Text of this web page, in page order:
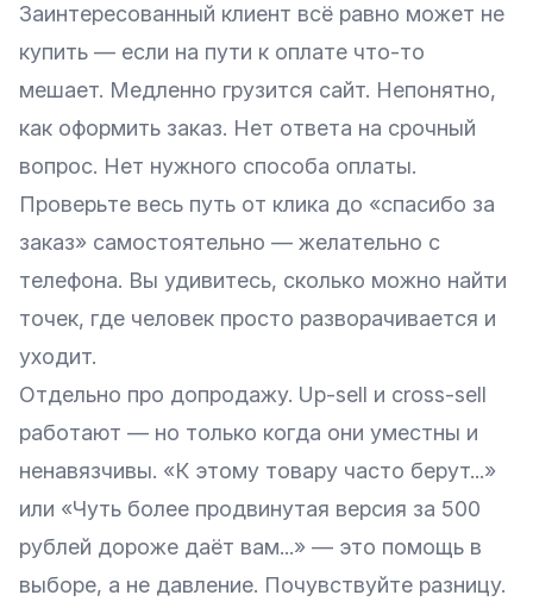
Заинтересованный клиент всё равно может не
купить — если на пути к оплате что-то
мешает. Медленно грузится сайт. Непонятно,
как оформить заказ. Нет ответа на срочный
вопрос. Нет нужного способа оплаты.
Проверьте весь путь от клика до «спасибо за
заказ» самостоятельно — желательно с
телефона. Вы удивитесь, сколько можно найти
точек, где человек просто разворачивается и
уходит.
Отдельно про допродажу. Up-sell и cross-sell
работают — но только когда они уместны и
ненавязчивы. «К этому товару часто берут...»
или «Чуть более продвинутая версия за 500
рублей дороже даёт вам...» — это помощь в
выборе, а не давление. Почувствуйте разницу.